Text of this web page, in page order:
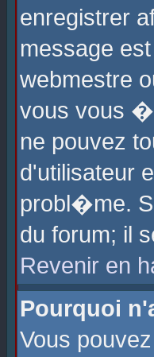
enregistrer
message
webmestre
vous vous
ne pouvez
d'utilisateur
probl�me.
du forum; il
Revenir en
Pourquoi
Vous